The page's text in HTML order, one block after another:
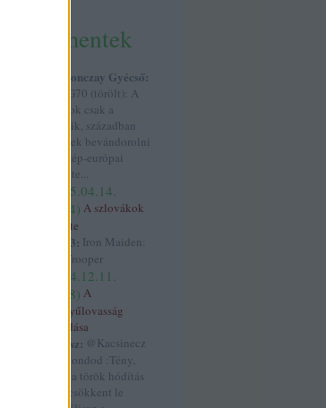
kommentek
Kapronczay Gyécső:
@PSG70 (törölt): A
szlávok csak a
hetedik, században
kezdtek bevándorolni
a Közép-európai
területe...
2025.04.14.
08:44) A szlovákok
eredete
josé73: Iron Maiden:
The Trooper
2024.12.11.
17:58) A
könnyűlovasság
támadása
kotyesz: @Kacsinecz
K.: Mondod :Tény,
hogy a török hódítás
után csökkent le